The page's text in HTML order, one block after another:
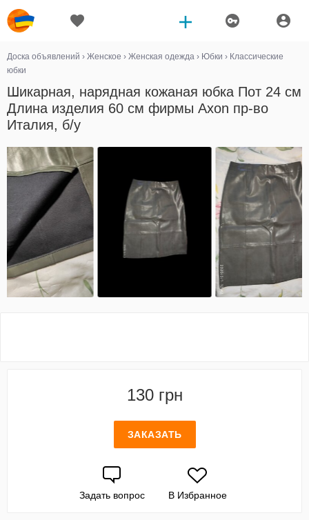
Доска объявлений › Женское › Женская одежда › Юбки › Классические
юбки
Шикарная, нарядная кожаная юбка Пот 24 см
Длина изделия 60 см фирмы Axon пр-во
Италия, б/у
130 грн
ЗАКАЗАТЬ
Задать вопрос В Избранное